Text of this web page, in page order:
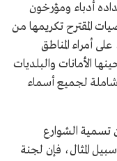
أدباء ومؤرخون
المقترح تكريمها من
أمراء المناطق
الأمانات والبلديات
لجميع أسماء
الشوارع
المثال، فإن لجنة